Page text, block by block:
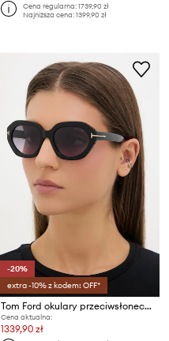
Cena regularna:1739,90 zł
Najniższa cena:1399,90 zł
-20%
extra -10% z kodem: OFF*
Tom Ford okulary przeciwsłoneczne damskie Meryl
Cena aktualna:
1339,90 zł